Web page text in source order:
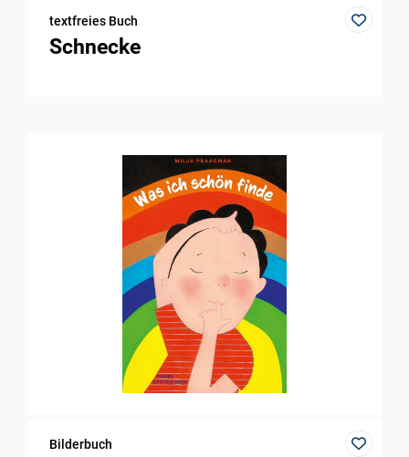
textfreies Buch
Schnecke
Bilderbuch